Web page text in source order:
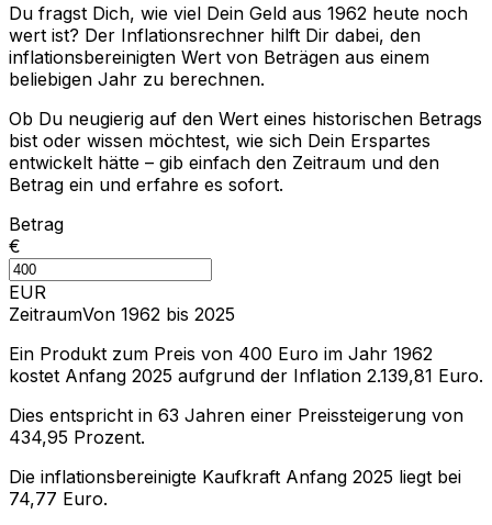
Du fragst Dich, wie viel Dein Geld aus 1962 heute noch
wert ist? Der Inflationsrechner hilft Dir dabei, den
inflationsbereinigten Wert von Beträgen aus einem
beliebigen Jahr zu berechnen.
Ob Du neugierig auf den Wert eines historischen Betrags
bist oder wissen möchtest, wie sich Dein Erspartes
entwickelt hätte – gib einfach den Zeitraum und den
Betrag ein und erfahre es sofort.
Betrag
€
EUR
ZeitraumVon 1962 bis 2025
Ein Produkt zum Preis von 400 Euro im Jahr 1962
kostet Anfang 2025 aufgrund der Inflation 2.139,81 Euro.
Dies entspricht in 63 Jahren einer Preissteigerung von
434,95 Prozent.
Die inflationsbereinigte Kaufkraft Anfang 2025 liegt bei
74,77 Euro.